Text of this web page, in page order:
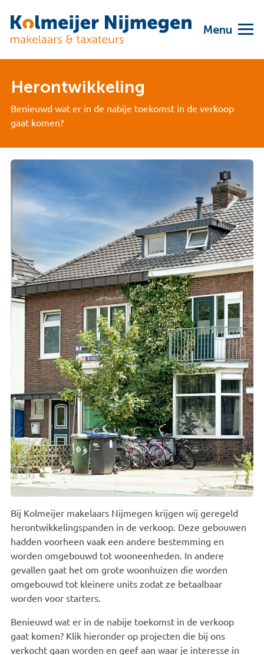
Menu
Herontwikkeling
Benieuwd wat er in de nabije toekomst in de verkoop
gaat komen?
Bij Kolmeijer makelaars Nijmegen krijgen wij geregeld
herontwikkelingspanden in de verkoop. Deze gebouwen
hadden voorheen vaak een andere bestemming en
worden omgebouwd tot wooneenheden. In andere
gevallen gaat het om grote woonhuizen die worden
omgebouwd tot kleinere units zodat ze betaalbaar
worden voor starters.
Benieuwd wat er in de nabije toekomst in de verkoop
gaat komen? Klik hieronder op projecten die bij ons
verkocht gaan worden en geef aan waar je interesse in